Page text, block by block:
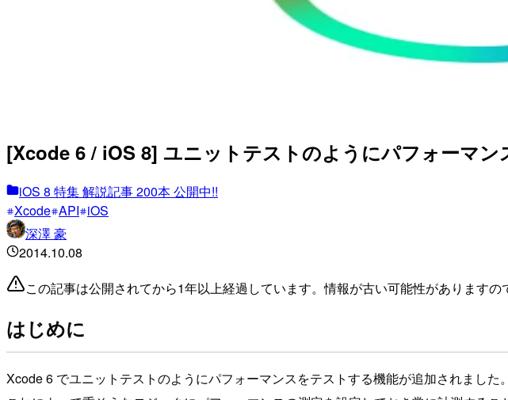
[Xcode 6 / iOS 8] ユニットテストのようにパフォーマン
iOS 8 特集 解説記事 200本 公開中!!
Xcode API iOS
深澤 豪
2014.10.08
この記事は公開されてから1年以上経過しています。情報が古い可能性がありますの
はじめに
Xcode 6 でユニットテストのようにパフォーマンスをテストする機能が追加されました。